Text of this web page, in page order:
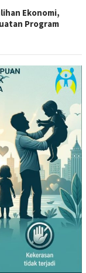
Ekonomi,
Program